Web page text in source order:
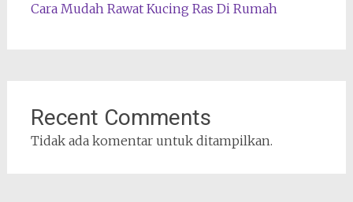
Cara Mudah Rawat Kucing Ras Di Rumah
Recent Comments
Tidak ada komentar untuk ditampilkan.